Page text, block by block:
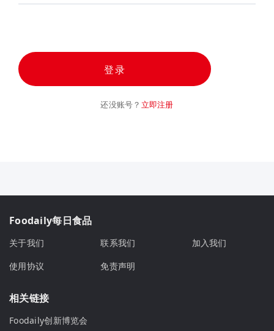
登录
还没账号？ 立即注册
Foodaily每日食品
关于我们 联系我们
加入我们
使用协议
免责声明
相关链接
Foodaily创新博览会